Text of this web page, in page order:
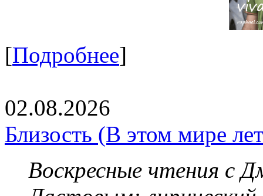
[Подробнее]
02.08.2026
Близость (В этом мире
Воскресные чтения с